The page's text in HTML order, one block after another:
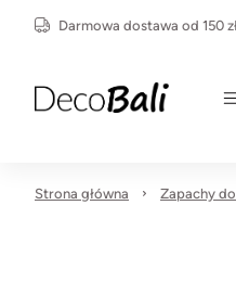
Darmowa dostawa od 150
Strona główna Zapachy